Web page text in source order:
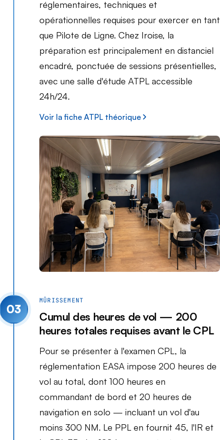
réglementaires, techniques et
opérationnelles requises pour exercer en tant
que Pilote de Ligne. Chez Iroise, la
préparation est principalement en distanciel
encadré, ponctuée de sessions présentielles,
avec une salle d'étude ATPL accessible
24h/24.
Voir la fiche ATPL théorique
03
MÛRISSEMENT
Cumul des heures de vol — 200
heures totales requises avant le CPL
Pour se présenter à l'examen CPL, la
réglementation EASA impose 200 heures de
vol au total, dont 100 heures en
commandant de bord et 20 heures de
navigation en solo — incluant un vol d'au
moins 300 NM. Le PPL en fournit 45, l'IR et